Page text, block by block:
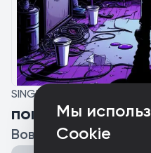
Мы
Cookie
SINGLE
погром
Вовас.ogg